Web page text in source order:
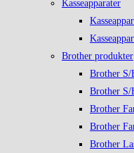
Kasseapparater
Brother produkter
Brother S/
Brother
Brother
Brother
Brother